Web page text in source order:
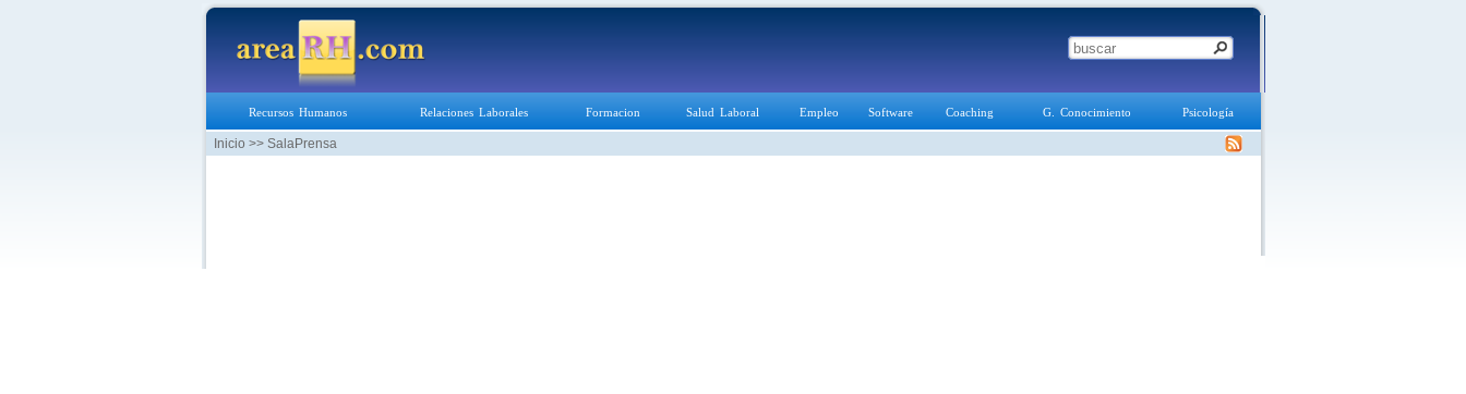
Recursos Humanos Relaciones Laborales Formacion Salud Laboral Empleo Software Coaching G. Conocimiento Psicología
Inicio >> SalaPrensa